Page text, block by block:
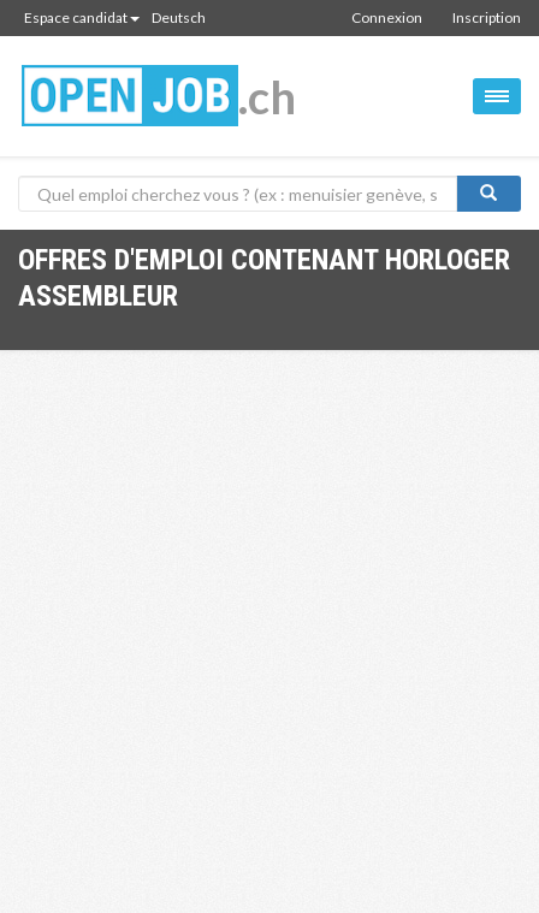
Espace candidat Deutsch Inscription
Connexion
.ch
OFFRES D'EMPLOI CONTENANT HORLOGER
ASSEMBLEUR